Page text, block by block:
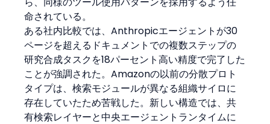
命されている。
ある社内比較では、Anthropicエージェントが30
ページを超えるドキュメントでの複数ステップの
研究合成タスクを18パーセント高い精度で完了した
ことが強調された。Amazonの以前の分散プロト
タイプは、検索モジュールが異なる組織サイロに
存在していたため苦戦した。新しい構造では、共
有検索レイヤーと中央エージェントランタイムに